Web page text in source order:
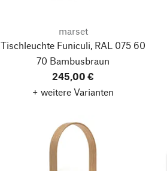
marset
Tischleuchte Funiculi, RAL 075 60
70 Bambusbraun
245,00 €
+ weitere Varianten